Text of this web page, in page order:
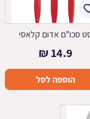
סכו"ם אדום קלאסי
14.9
₪
הוספה לסל